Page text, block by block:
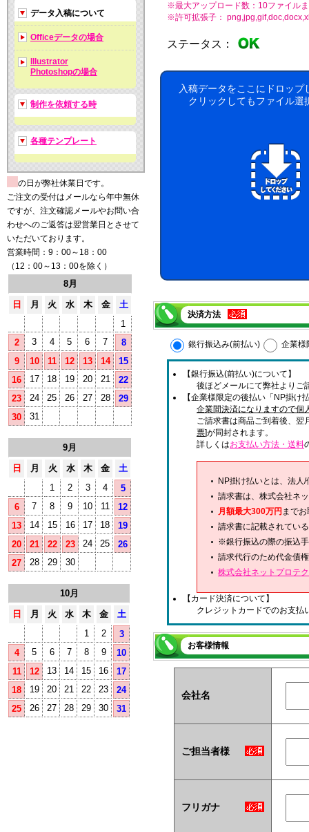
データ入稿について
Officeデータの場合
Illustrator
Photoshopの場合
制作を依頼する時
各種テンプレート
の日が弊社休業日です。
ご注文の受付はメールなら年中無休
ですが、注文確認メールやお問い合
わせへのご返答は翌営業日とさせて
いただいております。
営業時間：9：00～18：00
（12：00～13：00を除く）
8月
日
月 火 水 木 金
土
1
2
3 4 5 6 7
8
9
10 11 12 13 14
15
16
17 18 19 20 21
22
23
24 25 26 27 28
29
30
31
9月
日
月 火 水 木 金
土
1
2 3 4
5
6
7 8 9 10 11
12
13
14 15 16 17 18
19
20
21 22 23 24 25
26
27
28 29 30
10月
日
月 火 水 木 金
土
1
2
3
4
5 6 7 8 9
10
11
12 13 14 15 16
17
18
19 20 21 22 23
24
25
26 27 28 29 30 31
※最大アップロード数：10ファイル
※許可拡張子：
ステータス：
入稿データをここにドロップ
クリックしてもファイル選
決済方法
銀行振込み(前払い) 企業様
【銀行振込(前払い)について】
後ほどメールにて弊社よりご
【企業様限定の後払い「NP掛け
企業間決済になりますので個
ご請求書は商品ご到着後、翌
票]が同封されます。
詳しくはお支払い方法・送料
NP掛け払いとは、法人
請求書は、株式会社ネ
月額最大300万円 まで
請求書に記載されてい
※銀行振込の際の振込
請求代行のため代金債
株式会社ネットプロテ
【カード決済について】
クレジットカードでのお支払
お客様情報
会社名
ご担当者様
フリガナ